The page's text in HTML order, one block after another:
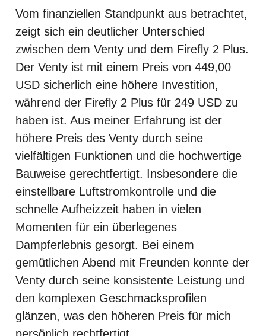
Vom finanziellen Standpunkt aus betrachtet,
zeigt sich ein deutlicher Unterschied
zwischen dem Venty und dem Firefly 2 Plus.
Der Venty ist mit einem Preis von 449,00
USD sicherlich eine höhere Investition,
während der Firefly 2 Plus für 249 USD zu
haben ist. Aus meiner Erfahrung ist der
höhere Preis des Venty durch seine
vielfältigen Funktionen und die hochwertige
Bauweise gerechtfertigt. Insbesondere die
einstellbare Luftstromkontrolle und die
schnelle Aufheizzeit haben in vielen
Momenten für ein überlegenes
Dampferlebnis gesorgt. Bei einem
gemütlichen Abend mit Freunden konnte der
Venty durch seine konsistente Leistung und
den komplexen Geschmacksprofilen
glänzen, was den höheren Preis für mich